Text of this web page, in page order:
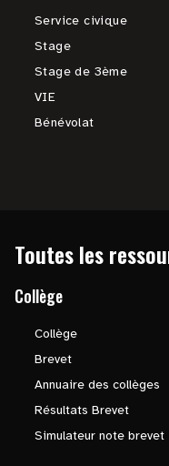
Service civique
Stage
Stage de 3ème
VIE
Bénévolat
Toutes les
Collège
Collège
Brevet
Annuaire des collèges
Résultats Brevet
Simulateur note brevet